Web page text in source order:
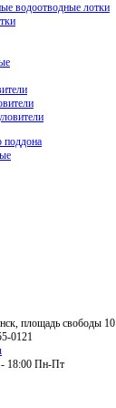
водоотводные лотки
поддона
площадь свободы 10
0121
- 18:00 Пн-Пт